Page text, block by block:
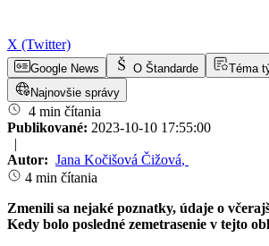
X (Twitter)
Google News O Štandarde
Téma
Najnovšie správy
4 min čítania
Publikované: 2023-10-10 17:55:00
|
Autor: Jana Kočišová Čižová,
4 min čítania
Zmenili sa nejaké poznatky, údaje o
Kedy bolo posledné zemetrasenie v tejto